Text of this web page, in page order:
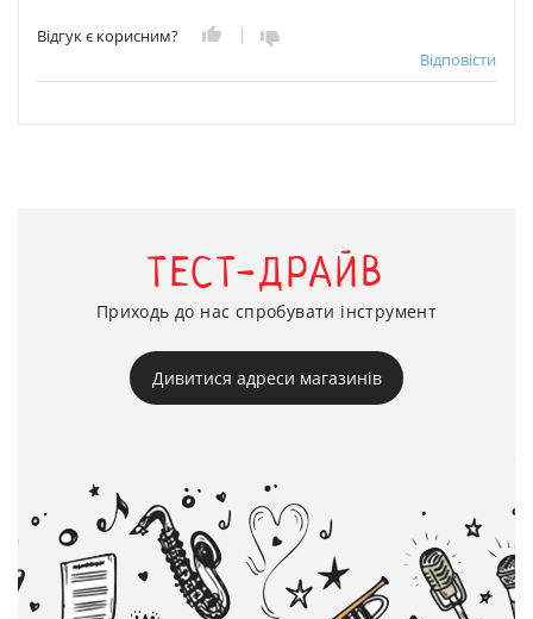
Відгук є корисним?
Відповісти
ТЕСТ-ДРАЙВ
Приходь до нас спробувати інструмент
Дивитися адреси магазинів